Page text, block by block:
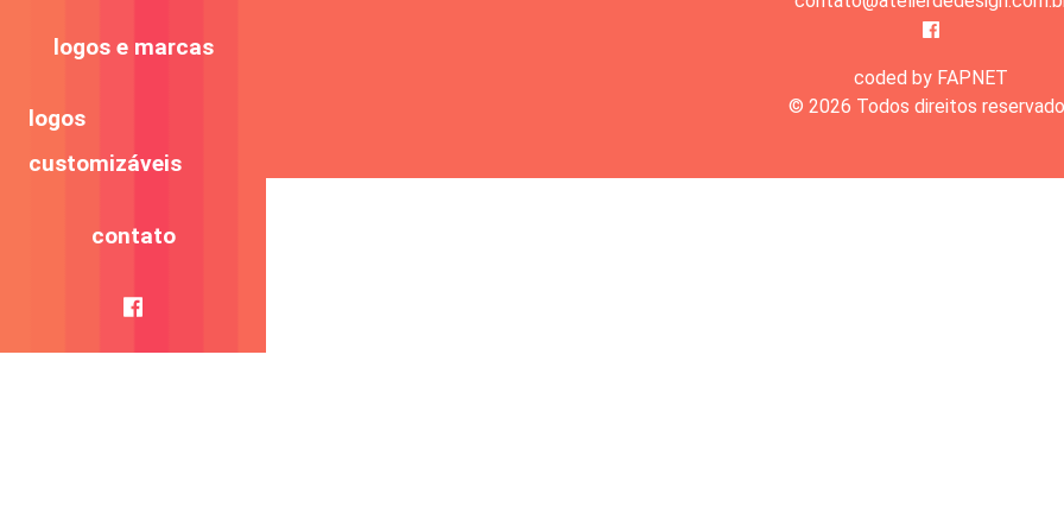
logos e marcas
logos
customizáveis
contato
coded by FAPNET
© 2026 Todos direitos